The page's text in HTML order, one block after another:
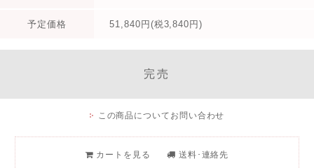
予定価格 51,840円(税3,840円)
完売
この商品についてお問い合わせ
カートを見る 送料･連絡先